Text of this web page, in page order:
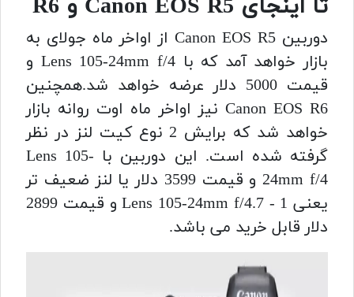
تا اینجای Canon EOS R5 و R6
دوربین Canon EOS R5 از اواخر ماه جولای به
بازار خواهد آمد که با Lens 105-24mm f/4 و
قیمت 5000 دلار عرضه خواهد شد.
همچنین
Canon EOS R6 نیز اواخر ماه اوت روانه بازار
خواهد شد که برایش 2 نوع کیت لنز در نظر
گرفته شده است. این دوربین با Lens 105-
24mm f/4 و قیمت 3599 دلار یا لنز ضعیف تر
یعنی Lens 105-24mm f/4.7 - 1 و قیمت 2899
دلار قابل خرید می باشد.